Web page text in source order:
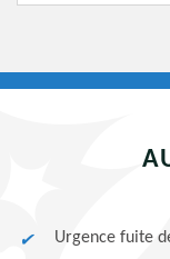
Urgence fuite